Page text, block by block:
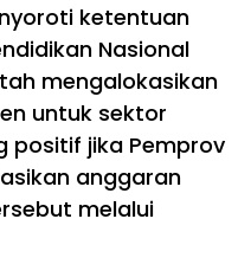
ketentuan
Nasional
mengalokasikan
untuk sektor
positif jika Pemprov
anggaran
melalui